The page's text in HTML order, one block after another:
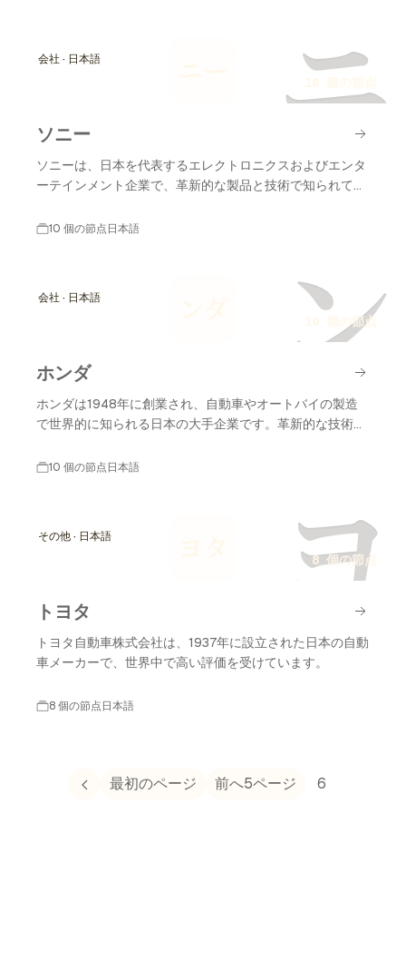
ニ
会社 · 日本語
ソニー
ソニーは、日本を代表するエレクトロニクスおよびエンタ
ーテインメント企業で、革新的な製品と技術で知られてい
10 個の節点日本語
ン
会社 · 日本語
10 個の節点
ホンダ
ホンダは1948年に創業され、自動車やオートバイの製造
で世界的に知られる日本の大手企業です。革新的な技術と
10 個の節点日本語
ヨ
その他 · 日本語
8 個の節点
トヨタ
トヨタ自動車株式会社は、1937年に設立された日本の自動
車メーカーで、世界中で高い評価を受けています。
8 個の節点日本語
最初のページ 前へ5ページ 6